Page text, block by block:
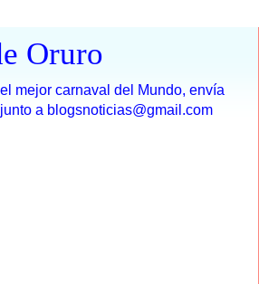
Oruro
mejor carnaval del Mundo, envía
a blogsnoticias@gmail.com